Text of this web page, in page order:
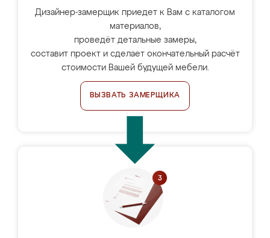
Дизайнер-замерщик приедет к Вам с каталогом
материалов,
проведёт детальные замеры,
составит проект и сделает окончательный расчёт
стоимости Вашей будущей мебели.
ВЫЗВАТЬ ЗАМЕРЩИКА